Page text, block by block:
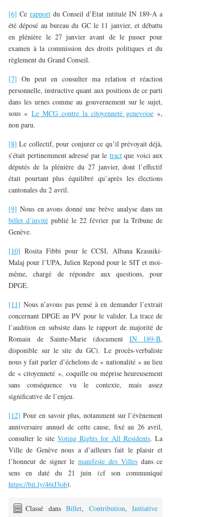
[6] Ce rapportdu Conseil d’Etat intitulé IN 189-A a
été déposé au bureau du GC le 11 janvier, et débattu
en plénière le 27 janvier avant de le passer pour
examen à la commission des droits politiques et du
règlement du Grand Conseil.
[7] On peut en consulter ma relation et réaction
personnelle, instructive quant aux positions de ce parti
dans les urnes comme au gouvernement sur le sujet,
sous « Le MCG contre la citoyenneté genevoise»,
non paru.
[8] Le collectif, pour conjurer ce qu’il prévoyait déjà,
s’était pertinemment adressé par le tractque voici aux
députés de la plénière du 27 janvier, dont l’effectif
était pourtant plus équilibré qu’après les élections
cantonales du 2 avril.
[9] Nous en avons donné une brève analyse dans un
billet d’invitépublié le 22 février par la Tribune de
Genève.
[10] Rosita Fibbi pour le CCSI, Albana Krasniki-
Malaj pour l’UPA, Julien Repond pour le SIT et moi-
même, chargé de répondre aux questions, pour
DPGE.
[11] Nous n’avons pas pensé à en demander l’extrait
concernant DPGE au PV pour le valider. La trace de
l’audition en subsiste dans le rapport de majorité de
Romain de Sainte-Marie (document IN 189-B,
disponible sur le site du GC). Le procès-verbaliste
nous y fait parler d’échelons de « nationalité » au lieu
de « citoyenneté », coquille ou méprise heureusement
sans conséquence vu le contexte, mais assez
significative de l’enjeu.
[12] Pour en savoir plus, notamment sur l’évènement
anniversaire annuel de cette cause, fixé au 26 avril,
consulter le siteVoting Rights for All Residents. La
Ville de Genève nous a d’ailleurs fait le plaisir et
l’honneur de signer lemanifeste des Villesdans ce
sens en daté du 21 juin (cf son communiqué
https://bit.ly/46tJ3ob).
Classé dansBillet, Contribution,Initiative